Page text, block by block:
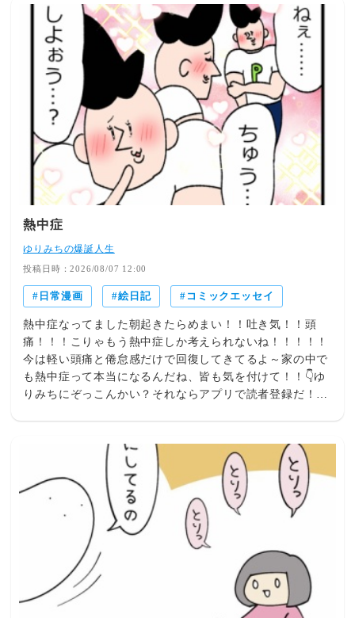
断で顔写真を投稿↓) (繊細だと言い電話に出ない↓) 【リモ
ート中に逆切れしてくる↓】 【私のどこが他人任せ?↓】
【お客様は神様ではありません↓】 【何か質問はあります
か？↓】 【寒いので冷房消します↓】 【離婚届を勝手に提
出された話↓】 【食べ物残して何が悪いシリーズ↓】 【妻
は２番目シリーズ↓】 【ガキ夫シリーズ↓】 【育休シリー
ズ↓】 【暴走義母と戦ってますシリーズ↓】
熱中症
ゆりみちの爆誕人生
投稿日時：2026/08/07 12:00
日常漫画 絵日記 コミックエッセイ
熱中症なってました朝起きたらめまい！！吐き気！！頭
痛！！！こりゃもう熱中症しか考えられないね！！！！！
今は軽い頭痛と倦怠感だけで回復してきてるよ～家の中で
も熱中症って本当になるんだね、皆も気を付けて！！👇ゆ
りみちにぞっこんかい？それならアプリで読者登録だ！👇